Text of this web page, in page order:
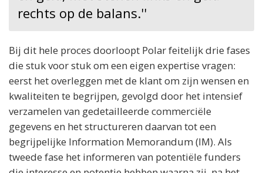
rechts op de balans.''
Bij dit hele proces doorloopt Polar feitelijk drie fases
die stuk voor stuk om een eigen expertise vragen:
eerst het overleggen met de klant om zijn wensen en
kwaliteiten te begrijpen, gevolgd door het intensief
verzamelen van gedetailleerde commerciële
gegevens en het structureren daarvan tot een
begrijpelijke Information Memorandum (IM). Als
tweede fase het informeren van potentiële funders